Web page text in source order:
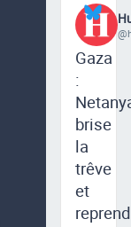
Gaza
:
brise
la
trêve
et
reprend